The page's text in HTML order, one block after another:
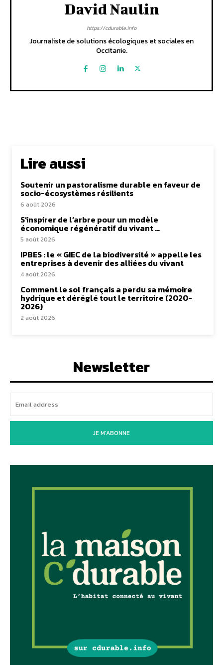
David Naulin
https://cdurable.info
Journaliste de solutions écologiques et sociales en
Occitanie.
Lire aussi
Soutenir un pastoralisme durable en faveur de
socio-écosystèmes résilients
6 août 2026
S’inspirer de l’arbre pour un modèle
économique régénératif du vivant …
5 août 2026
IPBES : le « GIEC de la biodiversité » appelle les
entreprises à devenir des alliées du vivant
4 août 2026
Comment le sol français a perdu sa mémoire
hydrique et déréglé tout le territoire (2020-
2026)
2 août 2026
Newsletter
JE M'ABONNE